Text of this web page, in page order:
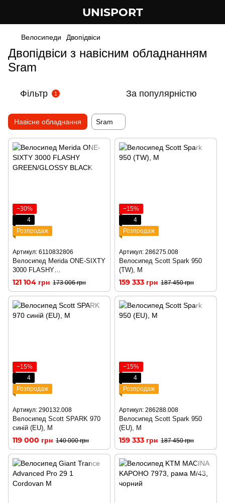
UNISPORT
Велосипеди Двопідвіси
Двопідвіси з навісним обладнанням
Sram
Фільтр 1 За популярністю
Навісне обладнання Sram
−30%
4
Розпродаж
Артикул: 6110832806
Велосипед Merida ONE-SIXTY
3000 FLASHY
GREEN/GLOSSY BLACK
121 104 грн 173 006 грн
−15%
4
Розпродаж
Артикул: 286275.008
Велосипед Scott Spark 950
(TW), M
159 333 грн 187 450 грн
−15%
4
Розпродаж
Артикул: 290132.008
Велосипед Scott SPARK 970
синій (EU), M
119 000 грн 140 000 грн
−15%
4
Розпродаж
Артикул: 286288.008
Велосипед Scott Spark 950
(EU), M
159 333 грн 187 450 грн